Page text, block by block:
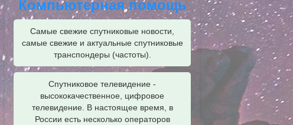
Компьютерная помощь
Самые свежие спутниковые новости,
самые свежие и актуальные спутниковые
транспондеры (частоты).
Спутниковое телевидение -
высококачественное, цифровое
телевидение. В настоящее время, в
России есть несколько операторов